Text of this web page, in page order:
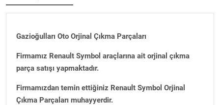
Gazioğulları Oto Orjinal Çıkma Parçaları
Firmamız Renault Symbol araçlarına ait orjinal çıkma
parça satışı yapmaktadır.
Firmamızdan temin ettiğiniz Renault Symbol Orjinal
Çıkma Parçaları muhayyerdir.